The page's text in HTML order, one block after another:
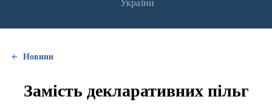
України
Новини
Замість декларативних пільг